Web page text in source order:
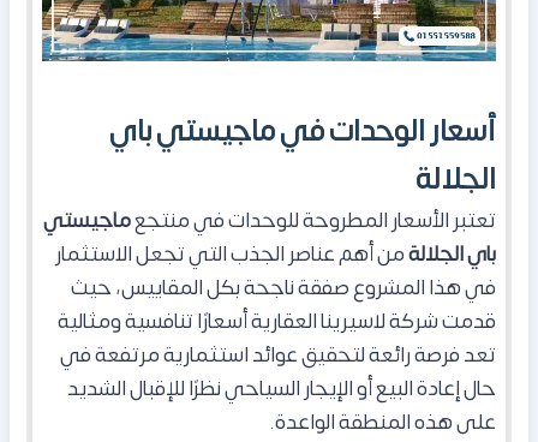
أسعار الوحدات في ماجيستي باي
الجلالة
تعتبر الأسعار المطروحة للوحدات فيمنتجعماجيستي
باي الجلالةمن أهم عناصر الجذب التي تجعل الاستثمار
في هذا المشروع صفقة ناجحة بكل المقاييس، حيث
قدمت شركة لاسيرينا العقارية أسعارًا تنافسية ومثالية
تعد فرصة رائعة لتحقيق عوائد استثمارية مرتفعة في
حال إعادة البيع أو الإيجار السياحي نظرًا للإقبال الشديد
على هذه المنطقة الواعدة.